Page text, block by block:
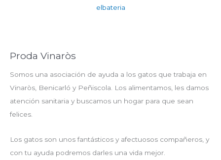
elbateria
Proda Vinaròs
Somos una asociación de ayuda a los gatos que trabaja en
Vinaròs, Benicarló y Peñiscola. Los alimentamos, les damos
atención sanitaria y buscamos un hogar para que sean
felices.
Los gatos son unos fantásticos y afectuosos compañeros, y
con tu ayuda podremos darles una vida mejor.